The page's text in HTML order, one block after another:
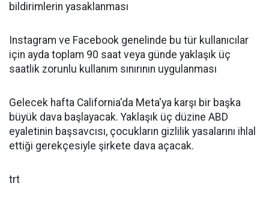
bildirimlerin yasaklanması
Instagram ve Facebook genelinde bu tür kullanıcılar
için ayda toplam 90 saat veya günde yaklaşık üç
saatlik zorunlu kullanım sınırının uygulanması
Gelecek hafta California'da Meta'ya karşı bir başka
büyük dava başlayacak. Yaklaşık üç düzine ABD
eyaletinin başsavcısı, çocukların gizlilik yasalarını ihlal
ettiği gerekçesiyle şirkete dava açacak.
trt